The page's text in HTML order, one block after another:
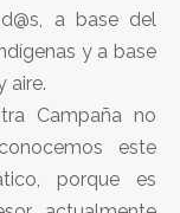
a base del
y a base
aire.
Campaña no
este
porque es